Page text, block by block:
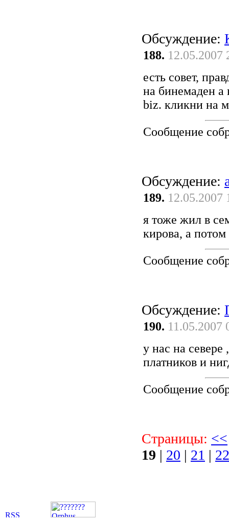
Обсуждение:
188. 12.05.2007
есть совет,
на бинемаден а
biz. кликни на
Сообщение
Обсуждение:
189. 12.05.2007
я тоже жил в
кирова, а
Сообщение
Обсуждение:
190. 11.05.2007
у нас на севере
платников и
Сообщение
Страницы: <<
19 | 20 | 21 | 22